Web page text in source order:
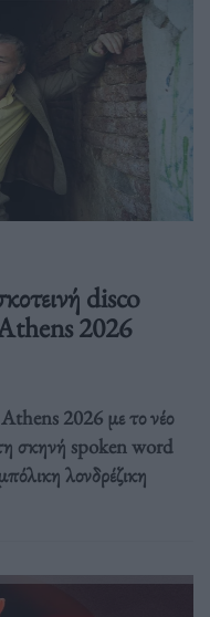
disco
2026
2026 με το νέο
σκηνή spoken word
λονδρέζικη